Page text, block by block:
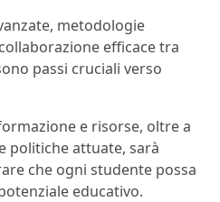
metodologie
efficace tra
passi cruciali verso
e risorse, oltre a
politiche attuate, sarà
che ogni studente possa
educativo.